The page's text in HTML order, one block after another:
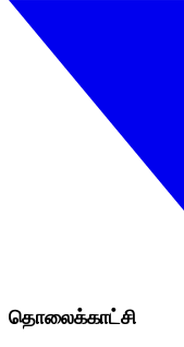
தொலைக்காட்சி